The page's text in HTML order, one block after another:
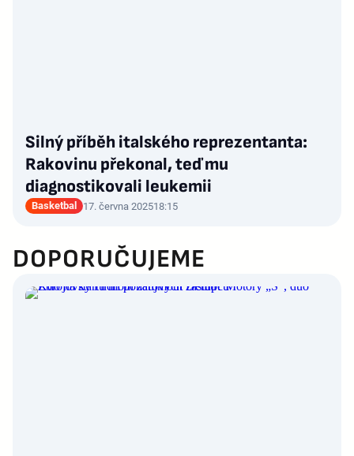
Silný příběh italského reprezentanta:
Rakovinu překonal, teď mu
diagnostikovali leukemii
Basketbal 17. června 202518:15
DOPORUČUJEME